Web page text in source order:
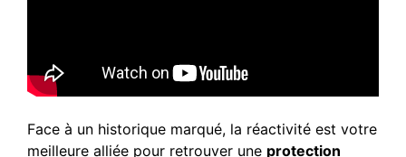
Face à un historique marqué, la réactivité est votre
meilleure alliée pour retrouver une protection